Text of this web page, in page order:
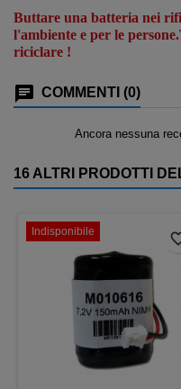
Buttare una batteria nei
l'ambiente e per le
riciclare !
COMMENTI (0)
Ancora nessuna
16 ALTRI PRODOTTI
Indisponibile